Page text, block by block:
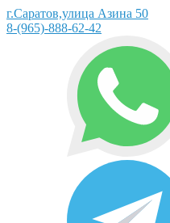
г.Саратов,улица Азина 50
8-(965)-888-62-42